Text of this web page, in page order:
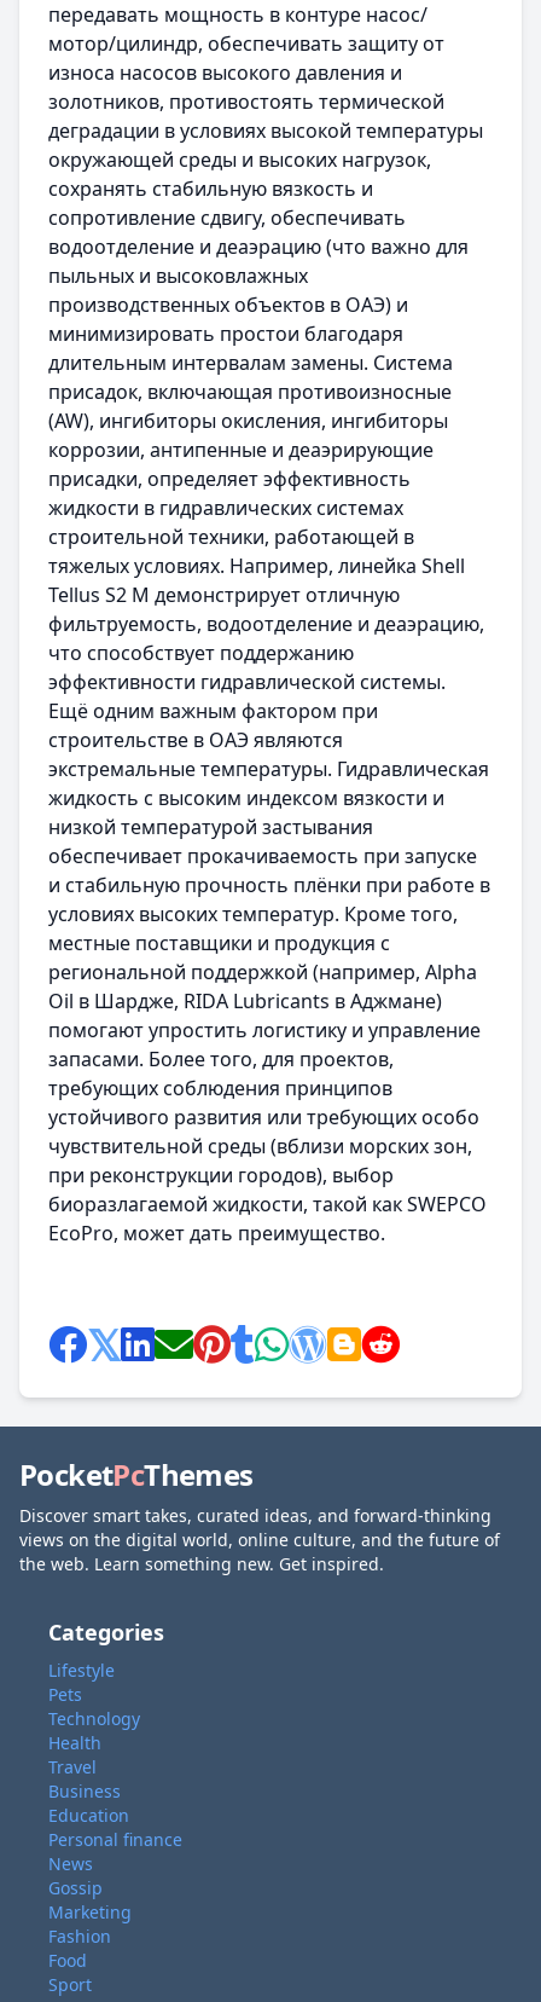
передавать мощность в контуре насос/
мотор/цилиндр, обеспечивать защиту от
износа насосов высокого давления и
золотников, противостоять термической
деградации в условиях высокой температуры
окружающей среды и высоких нагрузок,
сохранять стабильную вязкость и
сопротивление сдвигу, обеспечивать
водоотделение и деаэрацию (что важно для
пыльных и высоковлажных
производственных объектов в ОАЭ) и
минимизировать простои благодаря
длительным интервалам замены. Система
присадок, включающая противоизносные
(AW), ингибиторы окисления, ингибиторы
коррозии, антипенные и деаэрирующие
присадки, определяет эффективность
жидкости в гидравлических системах
строительной техники, работающей в
тяжелых условиях. Например, линейка Shell
Tellus S2 M демонстрирует отличную
фильтруемость, водоотделение и деаэрацию,
что способствует поддержанию
эффективности гидравлической системы.
Ещё одним важным фактором при
строительстве в ОАЭ являются
экстремальные температуры. Гидравлическая
жидкость с высоким индексом вязкости и
низкой температурой застывания
обеспечивает прокачиваемость при запуске
и стабильную прочность плёнки при работе в
условиях высоких температур. Кроме того,
местные поставщики и продукция с
региональной поддержкой (например, Alpha
Oil в Шардже, RIDA Lubricants в Аджмане)
помогают упростить логистику и управление
запасами. Более того, для проектов,
требующих соблюдения принципов
устойчивого развития или требующих особо
чувствительной среды (вблизи морских зон,
при реконструкции городов), выбор
биоразлагаемой жидкости, такой как SWEPCO
EcoPro, может дать преимущество.
PocketPcThemes
Discover smart takes, curated ideas, and forward-thinking
views on the digital world, online culture, and the future of
the web. Learn something new. Get inspired.
Categories
Lifestyle
Pets
Technology
Health
Travel
Business
Education
Personal finance
News
Gossip
Marketing
Fashion
Food
Sport